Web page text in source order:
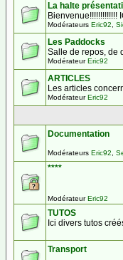
La halte
Bienvenue!!!!!!!!!!!!!
Modérateurs Eric92
Les Paddocks
Salle de repos, de
ModérateurEric92
ARTICLES
Les articles
ModérateurEric92
Documentation
Modérateurs Eric92
****
ModérateurEric92
TUTOS
Ici divers tutos
Transport